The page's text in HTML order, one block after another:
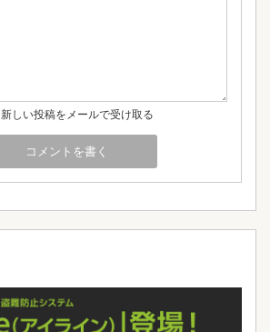
新しい投稿をメールで受け取る